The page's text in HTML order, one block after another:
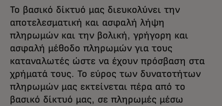
Το βασικό δίκτυό μας διευκολύνει την
αποτελεσματική και ασφαλή λήψη
πληρωμών και την βολική, γρήγορη και
ασφαλή μέθοδο πληρωμών για τους
καταναλωτές ώστε να έχουν πρόσβαση στα
χρήματά τους. Το εύρος των δυνατοτήτων
πληρωμών μας εκτείνεται πέρα από το
βασικό δίκτυό μας, σε πληρωμές μέσω